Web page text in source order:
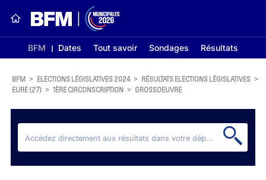
BFM Dates Tout savoir Sondages Résultats
BFM > ELECTIONS LÉGISLATIVES 2024 > RÉSULTATS ELECTIONS LÉGISLATIVES >
EURE (27) > 1ÈRE CIRCONSCRIPTION > GROSSOEUVRE